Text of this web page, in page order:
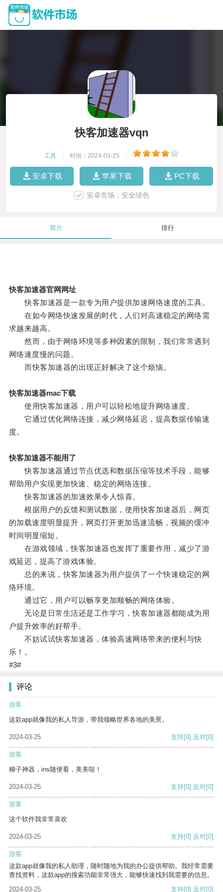
快客加速器vqn
工具 时间：2024-03-25
安卓下载 苹果下载 PC下载
安卓市场，安全绿色
简介 排行
快客加速器官网网址
快客加速器是一款专为用户提供加速网络速度的工具。
在如今网络快速发展的时代，人们对高速稳定的网络需
求越来越高。
然而，由于网络环境等多种因素的限制，我们常常遇到
网络速度慢的问题。
而快客加速器的出现正好解决了这个烦恼。
快客加速器mac下载
使用快客加速器，用户可以轻松地提升网络速度。
它通过优化网络连接，减少网络延迟，提高数据传输速
度。
快客加速器不能用了
快客加速器通过节点优选和数据压缩等技术手段，能够
帮助用户实现更加快速、稳定的网络连接。
快客加速器的加速效果令人惊喜。
根据用户的反馈和测试数据，使用快客加速器后，网页
的加载速度明显提升，网页打开更加迅速流畅，视频的缓冲
时间明显缩短。
在游戏领域，快客加速器也发挥了重要作用，减少了游
戏延迟，提高了游戏体验。
总的来说，快客加速器为用户提供了一个快速稳定的网
络环境。
通过它，用户可以畅享更加顺畅的网络体验。
无论是日常生活还是工作学习，快客加速器都能成为用
户提升效率的好帮手。
不妨试试快客加速器，体验高速网络带来的便利与快
乐！。
#3#
评论
游客
这款app就像我的私人导游，带我领略世界各地的美景。
2024-03-25 支持[0] 反对[0]
游客
梯子神器，ins随便看，美美哒！
2024-03-25 支持[0] 反对[0]
游客
这个软件我非常喜欢
2024-03-25 支持[0] 反对[0]
游客
这款app就像我的私人助理，随时随地为我的办公提供帮助。我经常需要
查找资料，这款app的搜索功能非常强大，能够快速找到我需要的信息。
2024-03-25
支持[0] 反对[0]